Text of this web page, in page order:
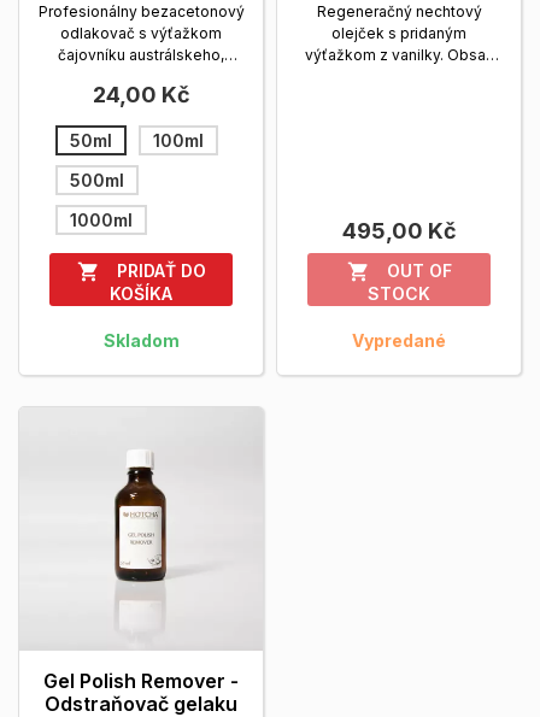
Profesionálny bezacetonový
odlakovač s výťažkom
čajovníku austrálskeho,
Zobrazit viac
24,00 Kč
50ml
100ml
500ml
1000ml

PRIDAŤ DO
KOŠÍKA
Skladom
Regeneračný nechtový
olejček s pridaným
výťažkom z vanilky. Obsah
495,00 Kč

OUT OF
STOCK
Vypredané
Gel Polish Remover -
Odstraňovač gelaku